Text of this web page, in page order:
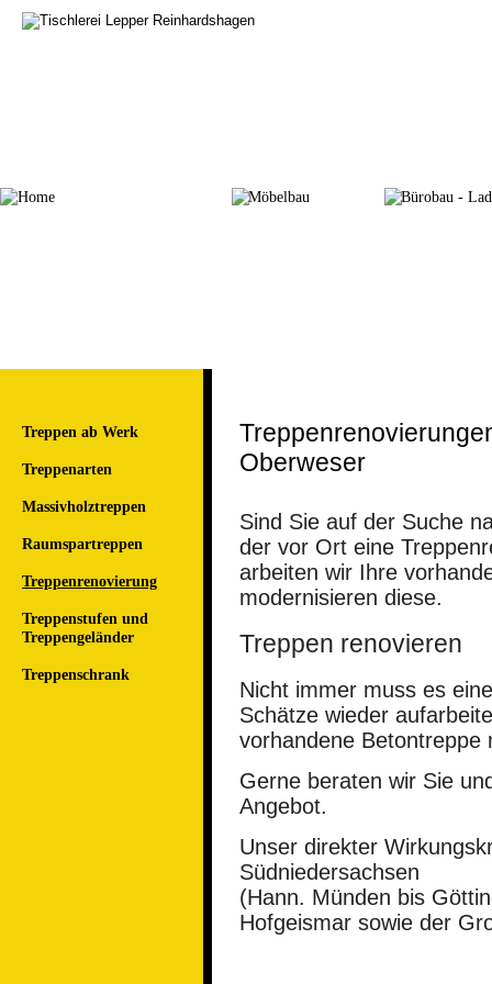
Treppen ab Werk
Treppenarten
Massivholztreppen
Raumspartreppen
Treppenrenovierung
Treppenstufen und
Treppengeländer
Treppenschrank
Oberweser
Sind Sie auf der Suche
der vor Ort eine
arbeiten wir Ihre
modernisieren diese.
Treppen renovieren
Nicht immer muss es
Schätze wieder
vorhandene Betontreppe
Gerne beraten wir Sie
Angebot.
Unser direkter
Südniedersachsen
(Hann. Münden bis
Hofgeismar sowie der